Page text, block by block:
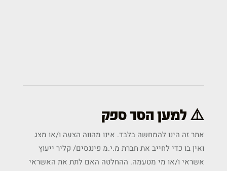
⚠️ למען הסר ספק
אתר זה הינו להמחשה בלבד. אינו מהווה הצעה ו/או מצג
ואין בו כדי לחייב את חברת מ.י.מ פיננסים/ קליר ייעוץ
אשראי ו/או מי מטעמה. ההחלטה האם לתת את האשראי